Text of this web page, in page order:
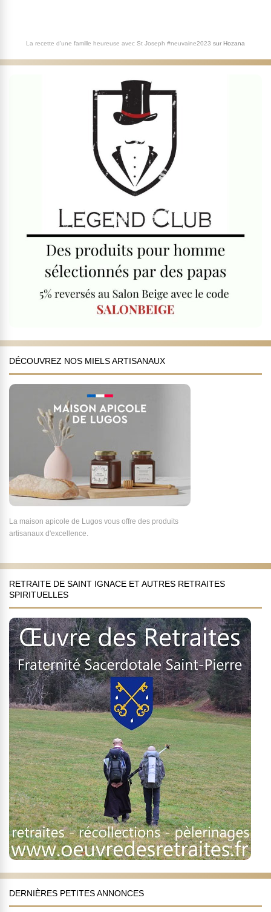
La recette d'une famille heureuse avec St Joseph #neuvaine2023 sur Hozana
DÉCOUVREZ NOS MIELS ARTISANAUX
La maison apicole de Lugos vous offre des produits
artisanaux d'excellence.
RETRAITE DE SAINT IGNACE ET AUTRES RETRAITES
SPIRITUELLES
DERNIÈRES PETITES ANNONCES